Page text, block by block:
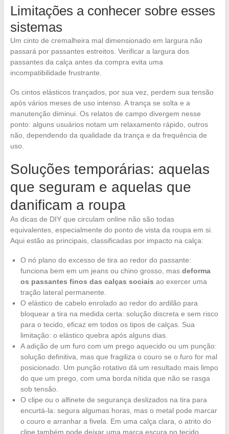
Limitações a conhecer sobre esses
sistemas
Um cinto de cremalheira mal dimensionado em largura não
passará por passantes estreitos. Verificar a largura dos
passantes da calça antes da compra evita uma
incompatibilidade frustrante.
Os cintos elásticos trançados, por sua vez, perdem sua tensão
após vários meses de uso intenso. A trança se solta e a
manutenção diminui. Os relatos de campo divergem nesse
ponto: alguns usuários notam um relaxamento rápido, outros
não, dependendo da qualidade da trança e da frequência de
uso.
Soluções temporárias: aquelas
que seguram e aquelas que
danificam a roupa
As dicas de DIY que circulam online não são todas
equivalentes, especialmente do ponto de vista da roupa em si.
Aqui estão as principais, classificadas por impacto na calça:
O nó plano do excesso de tira ao redor do passante:
funciona bem em um jeans ou chino grosso, mas deforma
os passantes finos das calças sociais ao exercer uma
tração lateral permanente.
O elástico de cabelo enrolado ao redor do ardilão para
bloquear a tira na medida certa: solução discreta e sem risco
para o tecido, eficaz em todos os tipos de calças. Sua
limitação: o elástico quebra após alguns dias.
A adição de um furo com um prego aquecido ou um punção:
solução definitiva, mas que fragiliza o couro se o furo for mal
posicionado. Um punção rotativo dá um resultado mais limpo
do que um prego, com uma borda nítida que não se rasga
sob tensão.
O clipe ou o alfinete de segurança deslizados na tira para
encurtá-la: segura algumas horas, mas o metal pode marcar
o couro e arranhar a fivela. Em uma calça clara, o atrito do
clipe também pode deixar uma marca escura no tecido.